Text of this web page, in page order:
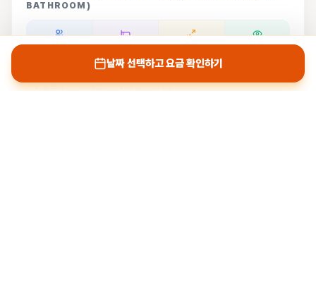
BATHROOM)
인원 침대 면적 전망
✓ 발코니 ✓ 욕조 ✓ 주방 +1개 더보기
날짜 선택하고 요금 확인하기